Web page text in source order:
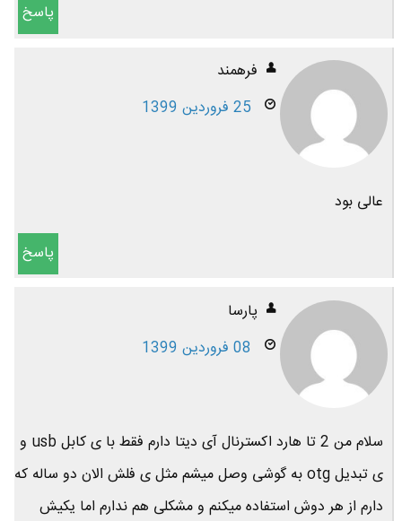
پاسخ
فرهمند
25 فروردین 1399
عالی بود
پاسخ
پارسا
08 فروردین 1399
سلام من 2 تا هارد اکسترنال آی دیتا دارم فقط با ی کابل usb و
ی تبدیل otg به گوشی وصل میشم مثل ی فلش الان دو ساله که
دارم از هر دوش استفاده میکنم و مشکلی هم ندارم اما یکیش